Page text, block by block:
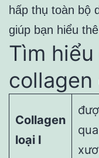
hấp thụ toàn bộ
giúp bạn hiểu
Tìm
Collagen
loại I